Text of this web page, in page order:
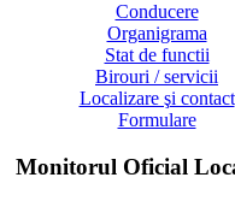
Conducere
Organigrama
Stat de functii
Birouri / servicii
Localizare şi contact
Formulare
Monitorul Oficial